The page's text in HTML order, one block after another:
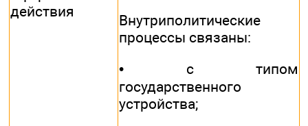
действия
Внутриполитические
процессы связаны:
• с типом
государственного
устройства;